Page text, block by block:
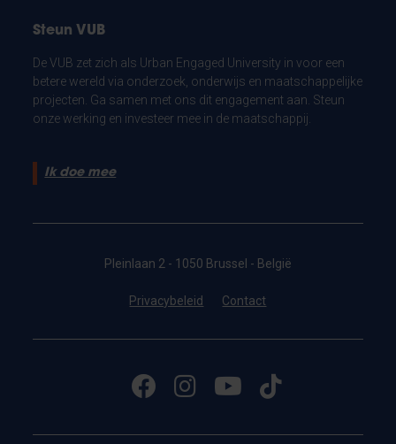
Steun VUB
De VUB zet zich als Urban Engaged University in voor een
betere wereld via onderzoek, onderwijs en maatschappelijke
projecten. Ga samen met ons dit engagement aan. Steun
onze werking en investeer mee in de maatschappij.
Ik doe mee
Pleinlaan 2 - 1050 Brussel - België
Privacybeleid Contact